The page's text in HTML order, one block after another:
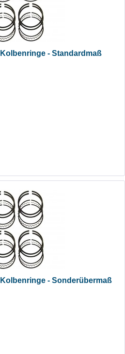
- Standardmaß
Kolbenringe - Sonderübermaß